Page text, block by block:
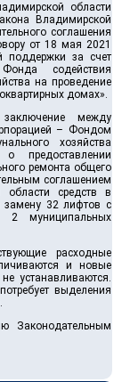
области
Владимирской
соглашения
от 18 мая 2021
за счет
содействия
на проведение
домах».
заключение между
– Фондом
хозяйства
предоставлении
ремонта общего
соглашением
области средств в
замену 32 лифтов с
2 муниципальных
расходные
и новые
устанавливаются.
выделения
Законодательным